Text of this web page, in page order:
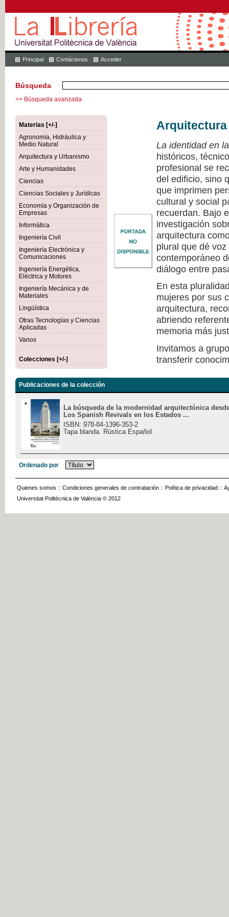
Principal Contáctenos Acceder
Búsqueda
>> Búsqueda avanzada
Materias [+/-]
Agronomía, Hidráulica y
Medio Natural
Arquitectura y Urbanismo
Arte y Humanidades
Ciencias
Ciencias Sociales y Jurídicas
Economía y Organización de
Empresas
Informática
Ingeniería Civil
Ingeniería Electrónica y
Comunicaciones
Ingeniería Energética,
Eléctrica y Motores
Ingeniería Mecánica y de
Materiales
Lingüística
Otras Tecnologías y Ciencias
Aplicadas
Varios
Colecciones [+/-]
La identidad en
históricos,
profesional se
del edificio, sino
que imprimen
cultural y social
recuerdan. Bajo
investigación
arquitectura
plural que dé
contemporáneo
diálogo entre
En esta
mujeres por sus
arquitectura,
abriendo
memoria más
Invitamos a
transferir
Publicaciones de la colección
La búsqueda de la modernidad arquitectónica
Los Spanish Revivals en los Estados ...
ISBN: 978-84-1396-353-2
Tapa blanda. Rústica Español
Ordenado por
Quienes somos :: Condiciones generales de contratación :: Política de privacidad ::
Universitat Politècnica de València © 2012